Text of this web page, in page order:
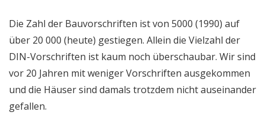
Die Zahl der Bauvorschriften ist von 5000 (1990) auf
über 20 000 (heute) gestiegen. Allein die Vielzahl der
DIN-Vorschriften ist kaum noch überschaubar. Wir sind
vor 20 Jahren mit weniger Vorschriften ausgekommen
und die Häuser sind damals trotzdem nicht auseinander
gefallen.